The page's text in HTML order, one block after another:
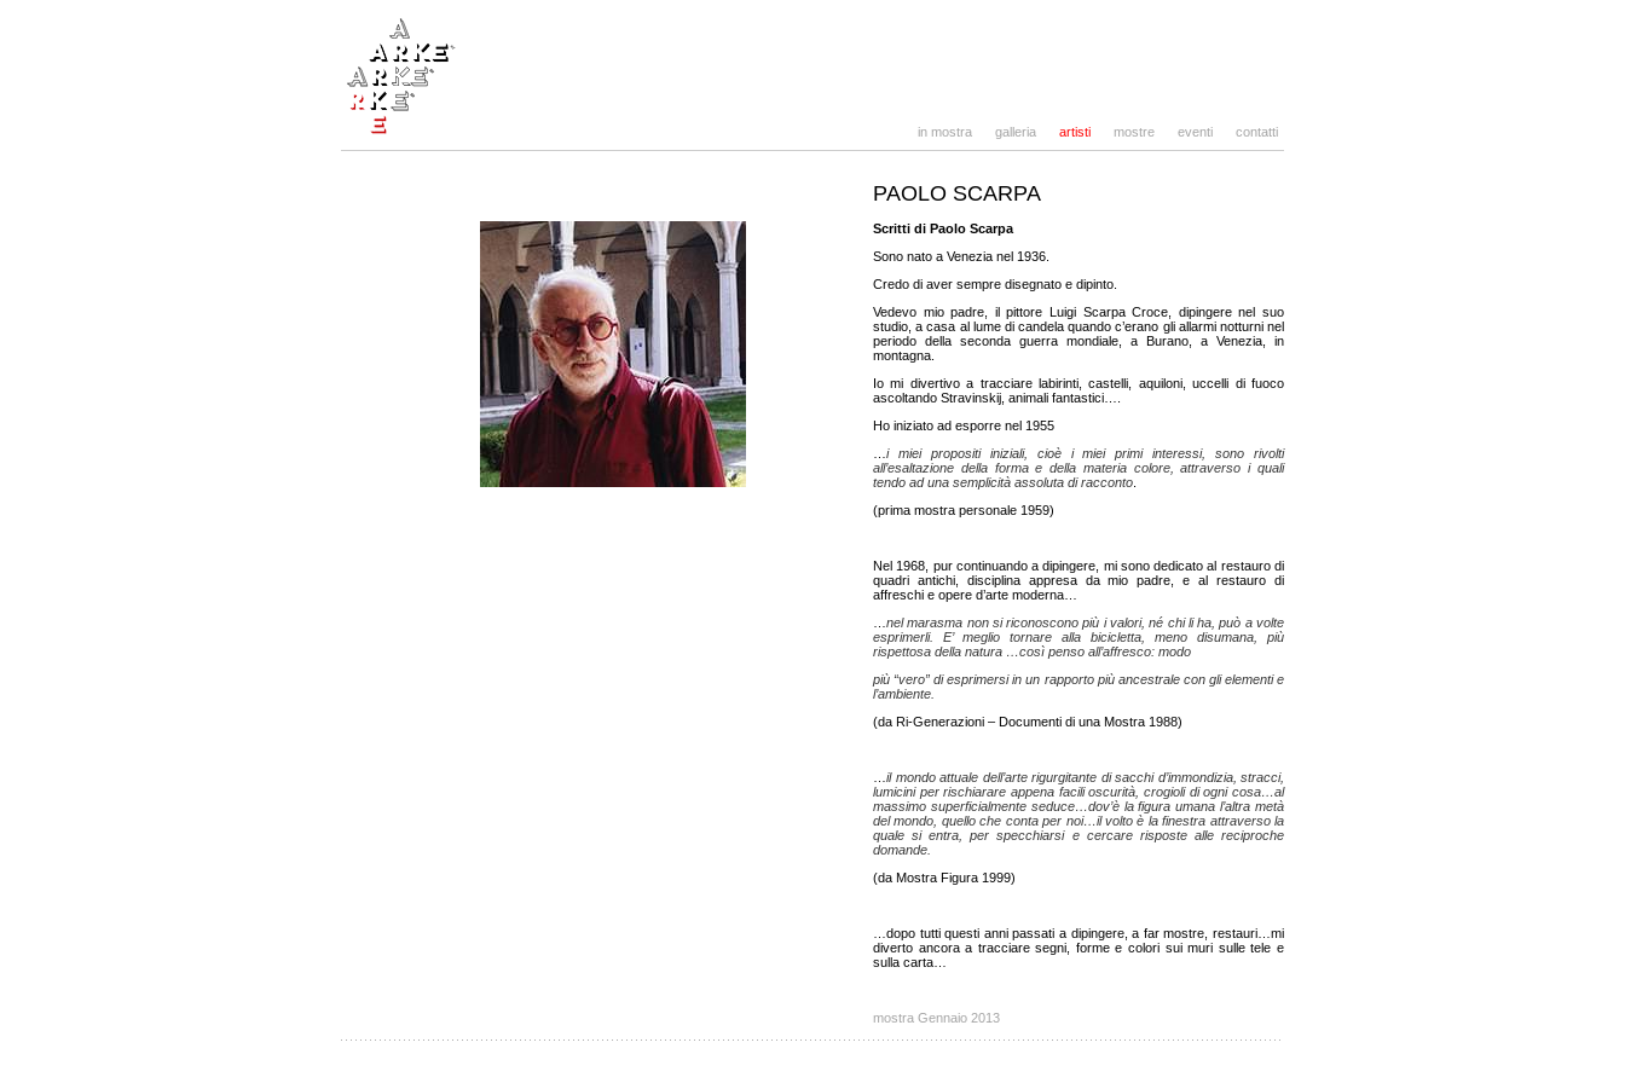
in mostra galleria artisti mostre eventi contatti
PAOLO SCARPA
Scritti di Paolo Scarpa
Sono nato a Venezia nel 1936.
Credo di aver sempre disegnato e dipinto.
Vedevo mio padre, il pittore Luigi Scarpa Croce, dipingere nel suo
studio, a casa al lume di candela quando c’erano gli allarmi notturni nel
periodo della seconda guerra mondiale, a Burano, a Venezia, in
montagna.
Io mi divertivo a tracciare labirinti, castelli, aquiloni, uccelli di fuoco
ascoltando Stravinskij, animali fantastici….
Ho iniziato ad esporre nel 1955
i miei propositi iniziali, cioè i miei primi interessi, sono rivolti
all’esaltazione della forma e della materia colore, attraverso i quali
tendo ad una semplicità assoluta di racconto
(prima mostra personale 1959)
Nel 1968, pur continuando a dipingere, mi sono dedicato al restauro di
quadri antichi, disciplina appresa da mio padre, e al restauro di
affreschi e opere d’arte moderna…
nel marasma non si riconoscono più i valori, né chi li ha, può a volte
esprimerli. E’ meglio tornare alla bicicletta, meno disumana, più
rispettosa della natura …così penso all’affresco: modo
più “vero” di esprimersi in un rapporto più ancestrale con gli elementi e
l’ambiente.
(da Ri-Generazioni – Documenti di una Mostra 1988)
il mondo attuale dell’arte rigurgitante di sacchi d’immondizia, stracci,
lumicini per rischiarare appena facili oscurità, crogioli di ogni cosa…al
massimo superficialmente seduce…dov’è la figura umana l’altra metà
del mondo, quello che conta per noi…il volto è la finestra attraverso la
quale si entra, per specchiarsi e cercare risposte alle reciproche
domande.
(da Mostra Figura 1999)
…dopo tutti questi anni passati a dipingere, a far mostre, restauri…mi
diverto ancora a tracciare segni, forme e colori sui muri sulle tele e
sulla carta…
mostra Gennaio 2013